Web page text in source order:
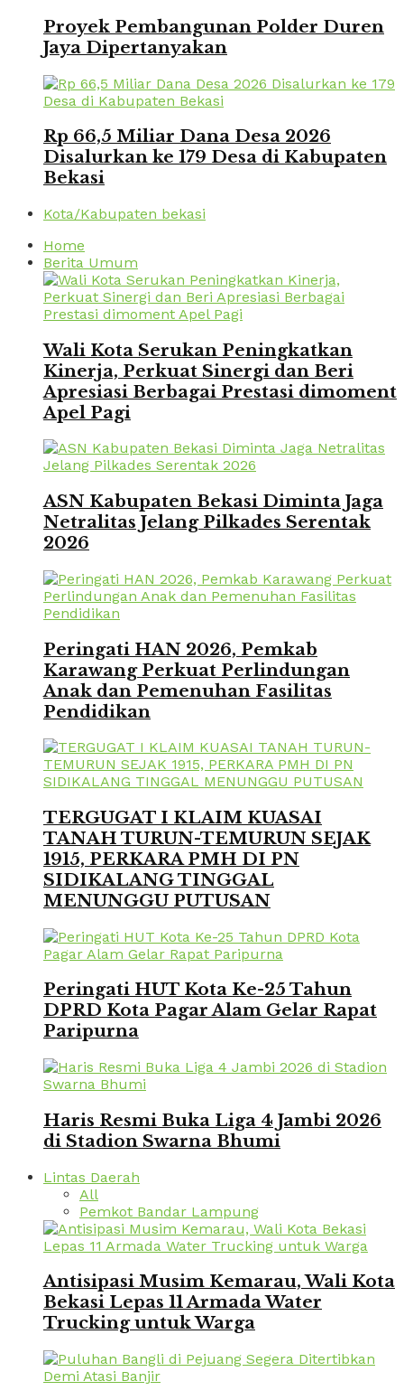
Proyek Pembangunan Polder Duren
Jaya Dipertanyakan
Rp 66,5 Miliar Dana Desa 2026
Disalurkan ke 179 Desa di Kabupaten
Bekasi
Kota/Kabupaten bekasi
Home
Berita Umum
Wali Kota Serukan Peningkatkan
Kinerja, Perkuat Sinergi dan Beri
Apresiasi Berbagai Prestasi dimoment
Apel Pagi
ASN Kabupaten Bekasi Diminta Jaga
Netralitas Jelang Pilkades Serentak
2026
Peringati HAN 2026, Pemkab
Karawang Perkuat Perlindungan
Anak dan Pemenuhan Fasilitas
Pendidikan
TERGUGAT I KLAIM KUASAI
TANAH TURUN-TEMURUN SEJAK
1915, PERKARA PMH DI PN
SIDIKALANG TINGGAL
MENUNGGU PUTUSAN
Peringati HUT Kota Ke-25 Tahun
DPRD Kota Pagar Alam Gelar Rapat
Paripurna
Haris Resmi Buka Liga 4 Jambi 2026
di Stadion Swarna Bhumi
Lintas Daerah
All
Pemkot Bandar Lampung
Antisipasi Musim Kemarau, Wali Kota
Bekasi Lepas 11 Armada Water
Trucking untuk Warga